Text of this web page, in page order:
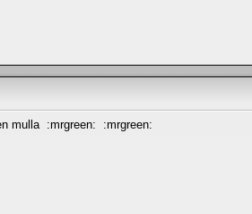
mulla :mrgreen: :mrgreen: